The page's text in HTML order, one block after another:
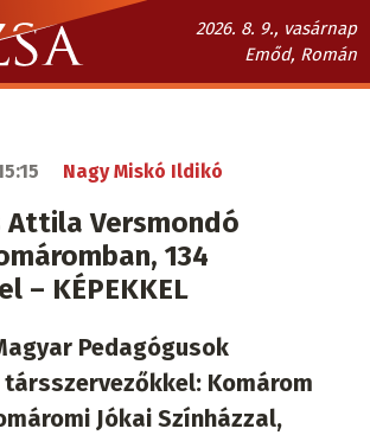
2026. 8. 9., vasárnap
Emőd, Román
Nagy Miskó Ildikó
Attila Versmondó
134
– KÉPEKKEL
Pedagógusok
Komárom
Jókai Színházzal,